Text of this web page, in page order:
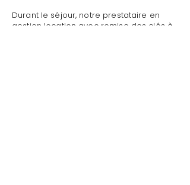
Durant le séjour, notre prestataire en
gestion location avec remise des clés à